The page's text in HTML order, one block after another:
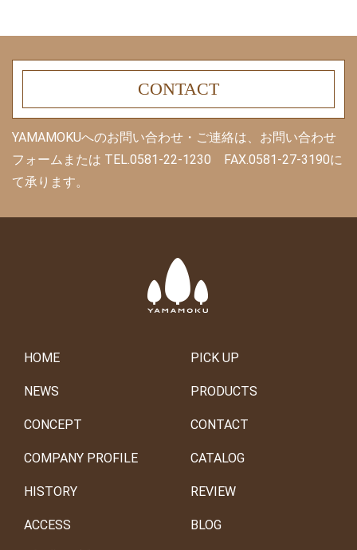
CONTACT
YAMAMOKUへのお問い合わせ・ご連絡は、お問い合わせ
フォームまたは TEL.0581-22-1230 FAX.0581-27-3190に
て承ります。
HOME
NEWS
CONCEPT
COMPANY PROFILE
HISTORY
ACCESS
PICK UP
PRODUCTS
CONTACT
CATALOG
REVIEW
BLOG